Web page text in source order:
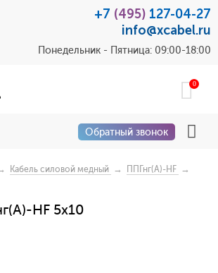
+7 (495) 127-04-27
info@xcabel.ru
Понедельник - Пятница: 09:00-18:00
0
Обратный звонок
Кабель силовой медный → ППГнг(А)-HF →
HF 5x10